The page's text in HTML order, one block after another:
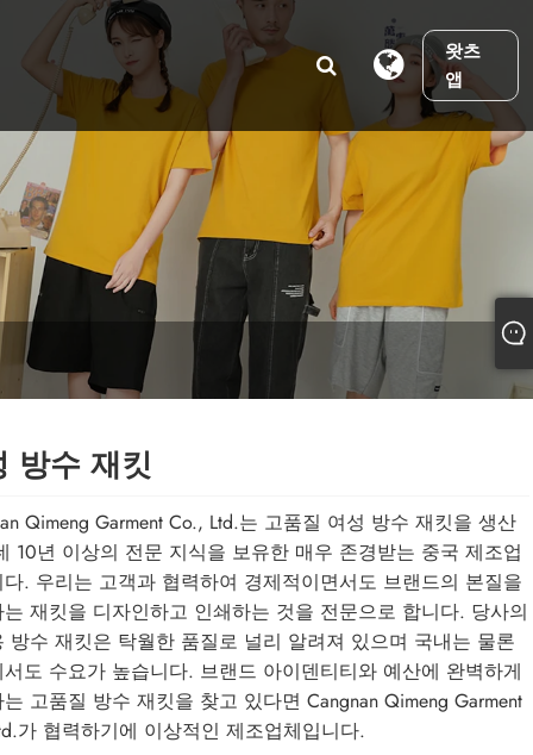
왓츠
앱
방수 재킷
Qimeng Garment Co., Ltd.는 고품질 여성 방수 재킷을 생산
10년 이상의 전문 지식을 보유한 매우 존경받는 중국 제조업
. 우리는 고객과 협력하여 경제적이면서도 브랜드의 본질을
는 재킷을 디자인하고 인쇄하는 것을 전문으로 합니다. 당사의
방수 재킷은 탁월한 품질로 널리 알려져 있으며 국내는 물론
도 수요가 높습니다. 브랜드 아이덴티티와 예산에 완벽하게
고품질 방수 재킷을 찾고 있다면 Cangnan Qimeng Garment
가 협력하기에 이상적인 제조업체입니다.